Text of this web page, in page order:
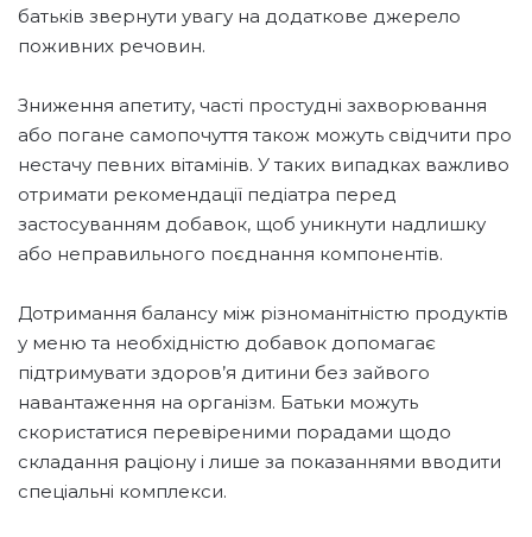
батьків звернути увагу на додаткове джерело
поживних речовин.
Зниження апетиту, часті простудні захворювання
або погане самопочуття також можуть свідчити про
нестачу певних вітамінів. У таких випадках важливо
отримати рекомендації педіатра перед
застосуванням добавок, щоб уникнути надлишку
або неправильного поєднання компонентів.
Дотримання балансу між різноманітністю продуктів
у меню та необхідністю добавок допомагає
підтримувати здоров’я дитини без зайвого
навантаження на організм. Батьки можуть
скористатися перевіреними порадами щодо
складання раціону і лише за показаннями вводити
спеціальні комплекси.